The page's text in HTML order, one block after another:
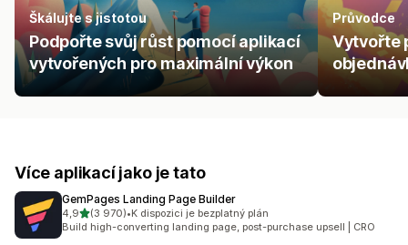
Škálujte s jistotou
Podpořte svůj růst pomocí aplikací
vytvořených pro maximální výkon
Průvodce
Vytvořte
Více aplikací jako je tato
GemPages Landing Page Builder
4,9z 5 hvězd
(3 970)
Celkový počet recenzí: 3970
•K dispozici je bezplatný plán
Build high-converting landing page, post-purchase upsell | CRO